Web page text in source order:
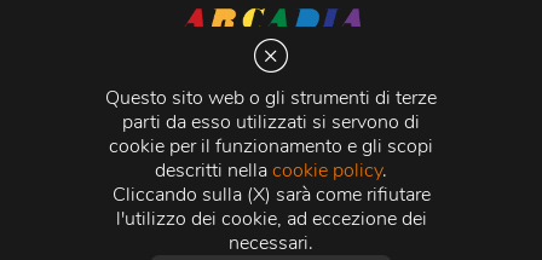
Questo sito web o gli strumenti di terze
parti da esso utilizzati si servono di
cookie per il funzionamento e gli scopi
descritti nellacookie policy.
Cliccando sulla (X) sarà come rifiutare
l'utilizzo dei cookie, ad eccezione dei
necessari.
Via Martiri della Libertà 20066 Melzo (MI)
C.C.I.A.A. - R.E.A di Milano n. 1427910
Registro delle Imprese di Milano n. 338392 -
Fiscale e Partita Iva11015840157 | Capitale Sociale
500.000,00 i.v.
Credits:Crea Informatica S.r.l. 2026 © Tutti i diritti
riservati.